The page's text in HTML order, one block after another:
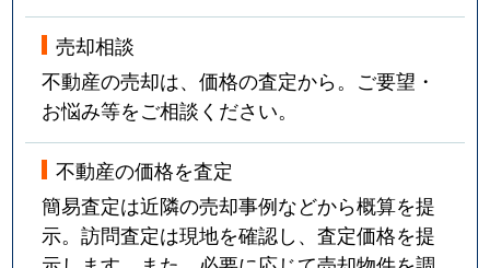
売却相談
不動産の売却は、価格の査定から。ご要望・
お悩み等をご相談ください。
不動産の価格を査定
簡易査定は近隣の売却事例などから概算を提
示。訪問査定は現地を確認し、査定価格を提